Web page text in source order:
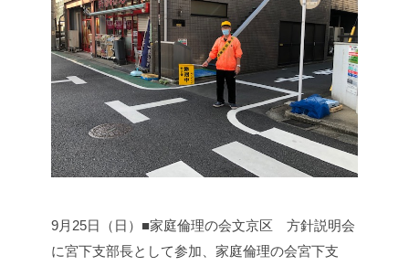
9月25日（日）■家庭倫理の会文京区 方針説明会
に宮下支部長として参加、家庭倫理の会宮下支